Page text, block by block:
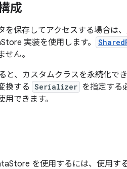
成
を保存してアクセスする場合は
実装を使用します。
ん。
、カスタムクラスを永続化で
換する Serializer を指定する
できます。
を使用するには、使用す